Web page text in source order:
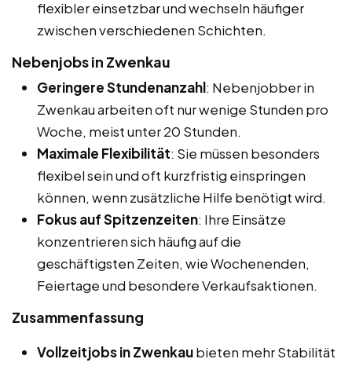
flexibler einsetzbar und wechseln häufiger
zwischen verschiedenen Schichten.
Nebenjobs in Zwenkau
Geringere Stundenanzahl: Nebenjobber in
Zwenkau arbeiten oft nur wenige Stunden pro
Woche, meist unter 20 Stunden.
Maximale Flexibilität: Sie müssen besonders
flexibel sein und oft kurzfristig einspringen
können, wenn zusätzliche Hilfe benötigt wird.
Fokus auf Spitzenzeiten: Ihre Einsätze
konzentrieren sich häufig auf die
geschäftigsten Zeiten, wie Wochenenden,
Feiertage und besondere Verkaufsaktionen.
Zusammenfassung
Vollzeitjobs in Zwenkaubieten mehr Stabilität